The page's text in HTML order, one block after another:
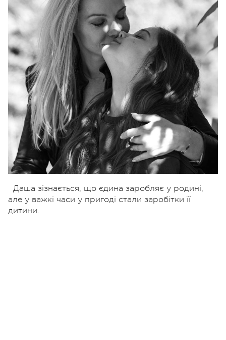
Даша зізнається, що єдина заробляє у родині,
але у важкі часи у пригоді стали заробітки її
дитини.